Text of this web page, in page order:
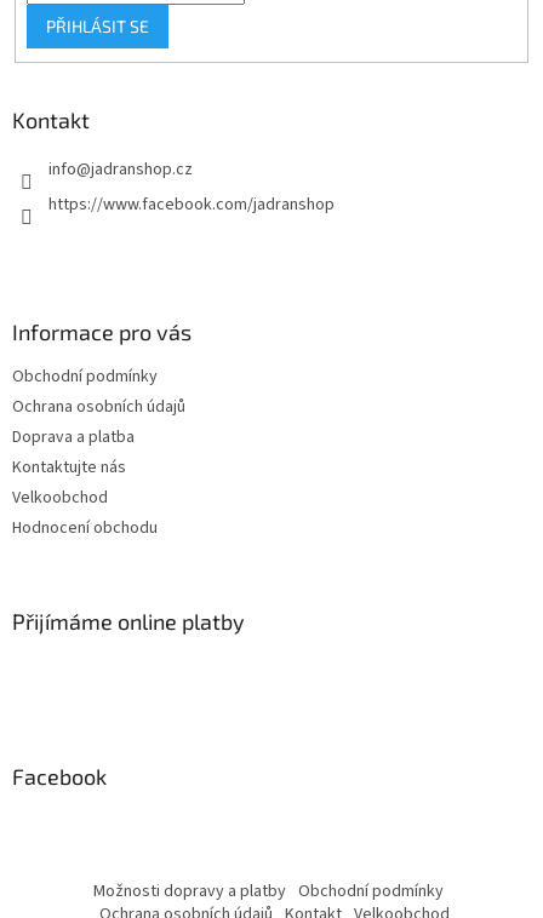
PŘIHLÁSIT SE
Kontakt
info@jadranshop.cz
https://www.facebook.com/jadranshop
Informace pro vás
Obchodní podmínky
Ochrana osobních údajů
Doprava a platba
Kontaktujte nás
Velkoobchod
Hodnocení obchodu
Přijímáme online platby
Facebook
Možnosti dopravy a platby Obchodní podmínky